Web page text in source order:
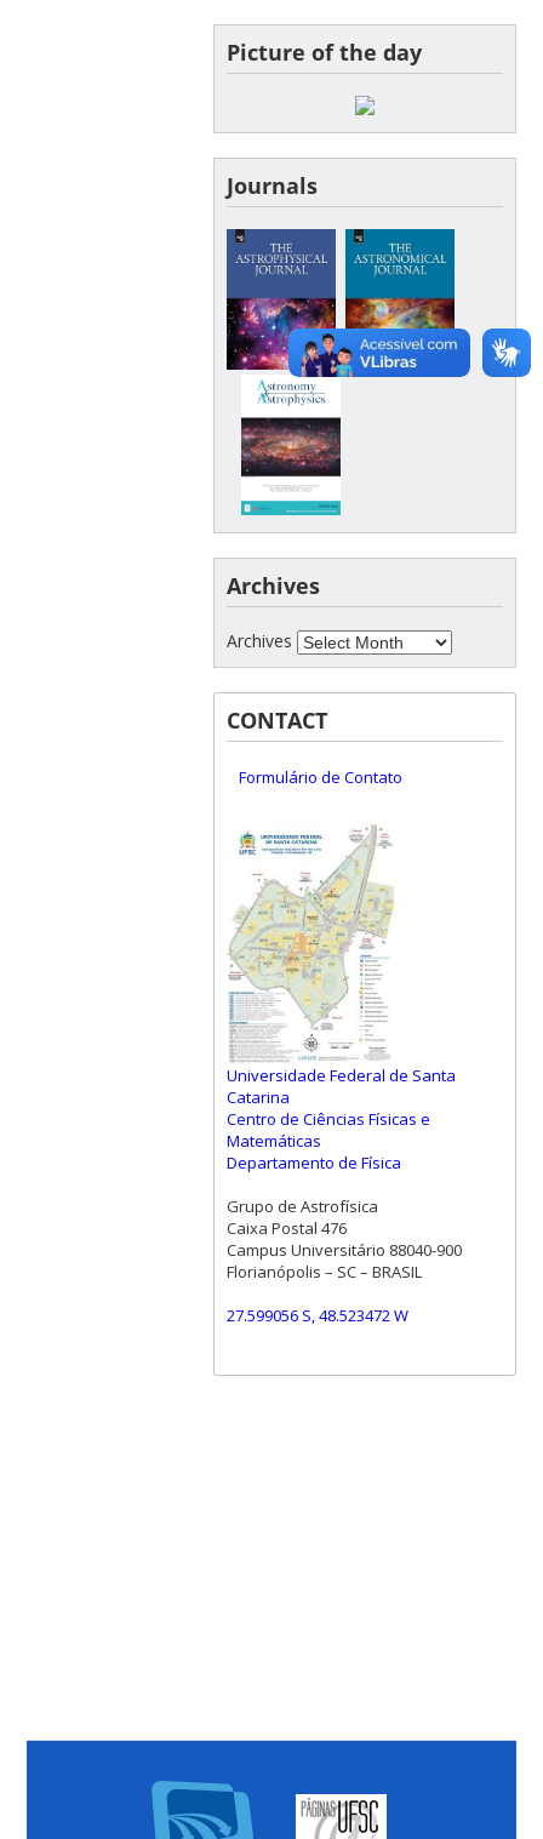
Picture of the day
Journals
Archives
Archives
CONTACT
Formulário de Contato
Universidade Federal de Santa
Catarina
Centro de Ciências Físicas e
Matemáticas
Departamento de Física
Grupo de Astrofísica
Caixa Postal 476
Campus Universitário 88040-900
Florianópolis – SC – BRASIL
27.599056 S, 48.523472 W